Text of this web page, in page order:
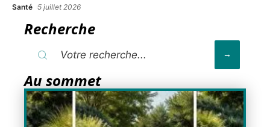
Santé 5 juillet 2026
Recherche
Au sommet